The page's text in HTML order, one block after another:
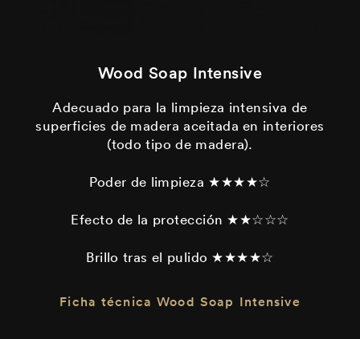
Wood Soap Intensive
Adecuado para la limpieza intensiva de
superficies de madera aceitada en interiores
(todo tipo de madera).
Poder de limpieza ★★★★☆
Efecto de la protección ★★☆☆☆
Brillo tras el pulido ★★★★☆
Ficha técnica Wood Soap Intensive